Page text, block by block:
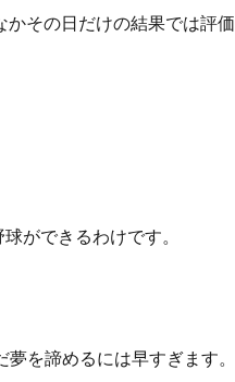
その日だけの結果では評価
ができるわけです。
夢を諦めるには早すぎます。